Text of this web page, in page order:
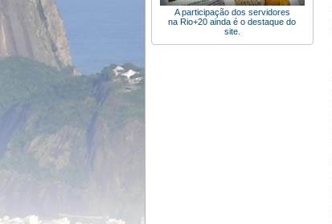
A participação dos servidores
na Rio+20 ainda é o destaque do
site.